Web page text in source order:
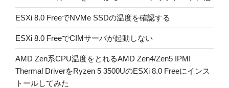
ESXi 8.0 FreeでNVMe SSDの温度を確認する
ESXi 8.0 FreeでCIMサーバが起動しない
AMD Zen系CPU温度をとれるAMD Zen4/Zen5 IPMI
Thermal DriverをRyzen 5 3500UのESXi 8.0 Freeにインス
トールしてみた